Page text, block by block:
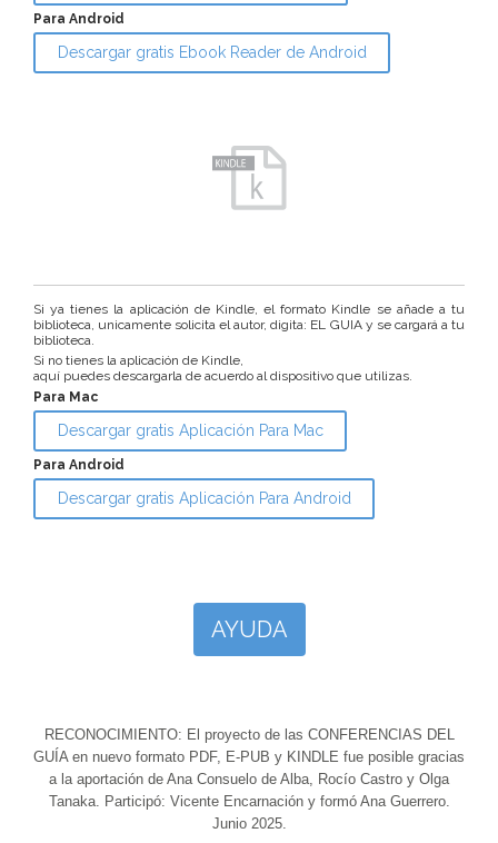
Para Android
Descargar gratis Ebook Reader de Android
Si ya tienes la aplicación de Kindle, el formato Kindle se añade a tu
biblioteca, unicamente solicita el autor, digita: EL GUIA y se cargará a tu
biblioteca.
Si no tienes la aplicación de Kindle,
aquí puedes descargarla de acuerdo al dispositivo que utilizas.
Para Mac
Descargar gratis Aplicación Para Mac
Para Android
Descargar gratis Aplicación Para Android
AYUDA
RECONOCIMIENTO: El proyecto de las CONFERENCIAS DEL
GUÍA en nuevo formato PDF, E-PUB y KINDLE fue posible gracias
a la aportación de Ana Consuelo de Alba, Rocío Castro y Olga
Tanaka. Participó: Vicente Encarnación y formó Ana Guerrero.
Junio 2025.